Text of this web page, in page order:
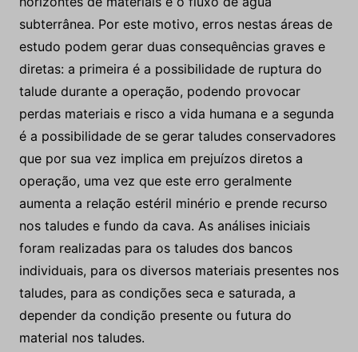
talude durante a operação, podendo provocar
perdas materiais e risco a vida humana e a segunda
é a possibilidade de se gerar taludes conservadores
que por sua vez implica em prejuízos diretos a
operação, uma vez que este erro geralmente
aumenta a relação estéril minério e prende recurso
nos taludes e fundo da cava. As análises iniciais
foram realizadas para os taludes dos bancos
individuais, para os diversos materiais presentes nos
taludes, para as condições seca e saturada, a
depender da condição presente ou futura do
material nos taludes.
Por fim, foram realizadas as análises para os taludes
globais da cava final. As análises de estabilidade
foram realizadas pelo método de Bishop